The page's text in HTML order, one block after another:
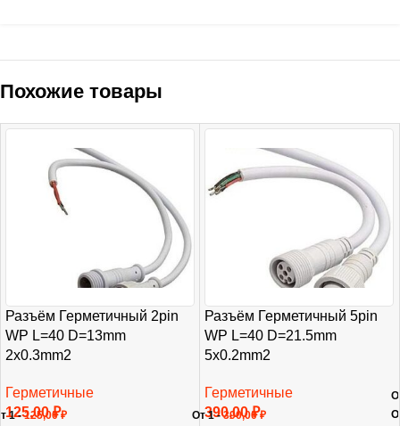
Похожие товары
Разъём Герметичный 2pin
WP L=40 D=13mm
2х0.3mm2
Герметичные
125,00₽
1 -125,00₽
Разъём Герметичный 5pin
WP L=40 D=21.5mm
5х0.2mm2
Герметичные
390,00₽
От 1 -390,00₽